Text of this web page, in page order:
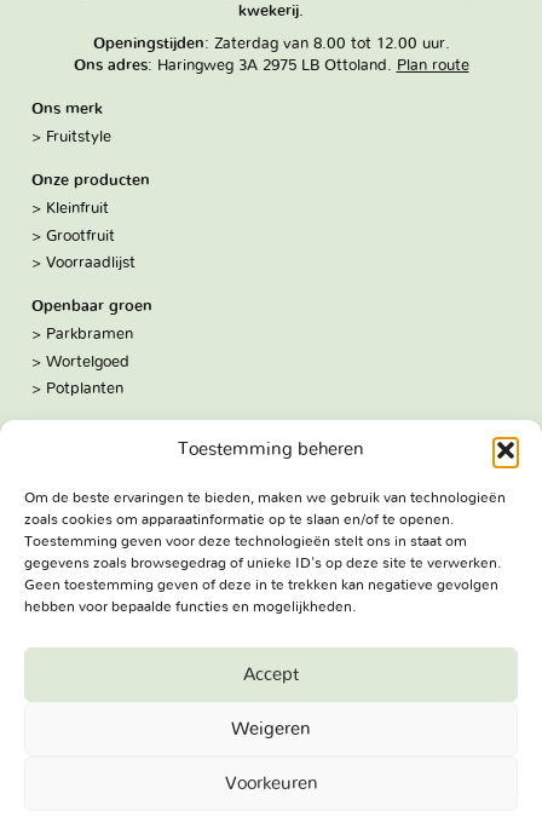
Toestemming beheren
Om de beste ervaringen te bieden, maken we gebruik van technologieën
zoals cookies om apparaatinformatie op te slaan en/of te openen.
Toestemming geven voor deze technologieën stelt ons in staat om
gegevens zoals browsegedrag of unieke ID's op deze site te verwerken.
Geen toestemming geven of deze in te trekken kan negatieve gevolgen
hebben voor bepaalde functies en mogelijkheden.
Accept
Weigeren
Voorkeuren
kwekerij.
Openingstijden: Zaterdag van 8.00 tot 12.00 uur.
Ons adres: Haringweg 3A 2975 LB Ottoland. Plan route
Ons merk
Fruitstyle
Onze producten
Kleinfruit
Grootfruit
Voorraadlijst
Openbaar groen
Parkbramen
Wortelgoed
Potplanten
Volg ons:
Facebook
Bezoekadres
Haringweg 3A
2975 LB Ottoland
Reserved.